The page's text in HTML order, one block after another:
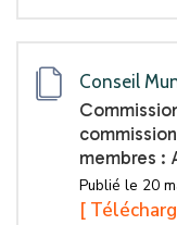
Conseil
membres :
Publié le 20
[